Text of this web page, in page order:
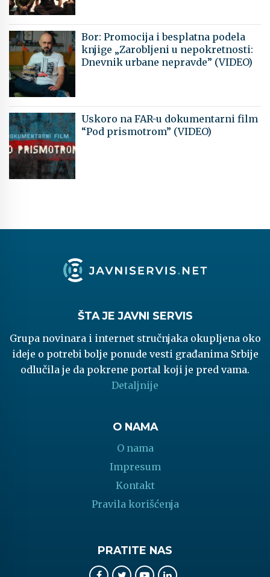
Bor: Promocija i besplatna podela
knjige „Zarobljeni u nepokretnosti:
Dnevnik urbane nepravde” (VIDEO)
Uskoro na FAR-u dokumentarni film
“Pod prismotrom” (VIDEO)
ŠTA JE JAVNI SERVIS
Grupa novinara i internet stručnjaka okupljena oko
ideje o potrebi bolje ponude vesti građanima Srbije
odlučila je da pokrene portal koji je pred vama.
Detaljnije
O NAMA
O nama
Impresum
Kontakt
Pravila korišćenja
PRATITE NAS